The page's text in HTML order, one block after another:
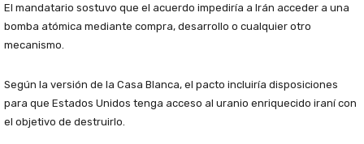
El mandatario sostuvo que el acuerdo impediría a Irán acceder a una
bomba atómica mediante compra, desarrollo o cualquier otro
mecanismo.
Según la versión de la Casa Blanca, el pacto incluiría disposiciones
para que Estados Unidos tenga acceso al uranio enriquecido iraní con
el objetivo de destruirlo.